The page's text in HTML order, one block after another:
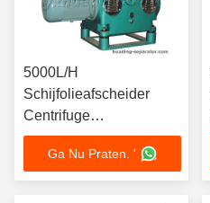
5000L/H
Schijfolieafscheider
Centrifuge
Smeeroliezuiveringssysteem
7,5 kW Motor met
SS316L Kom 380 V 3
Ga Nu Praten. '